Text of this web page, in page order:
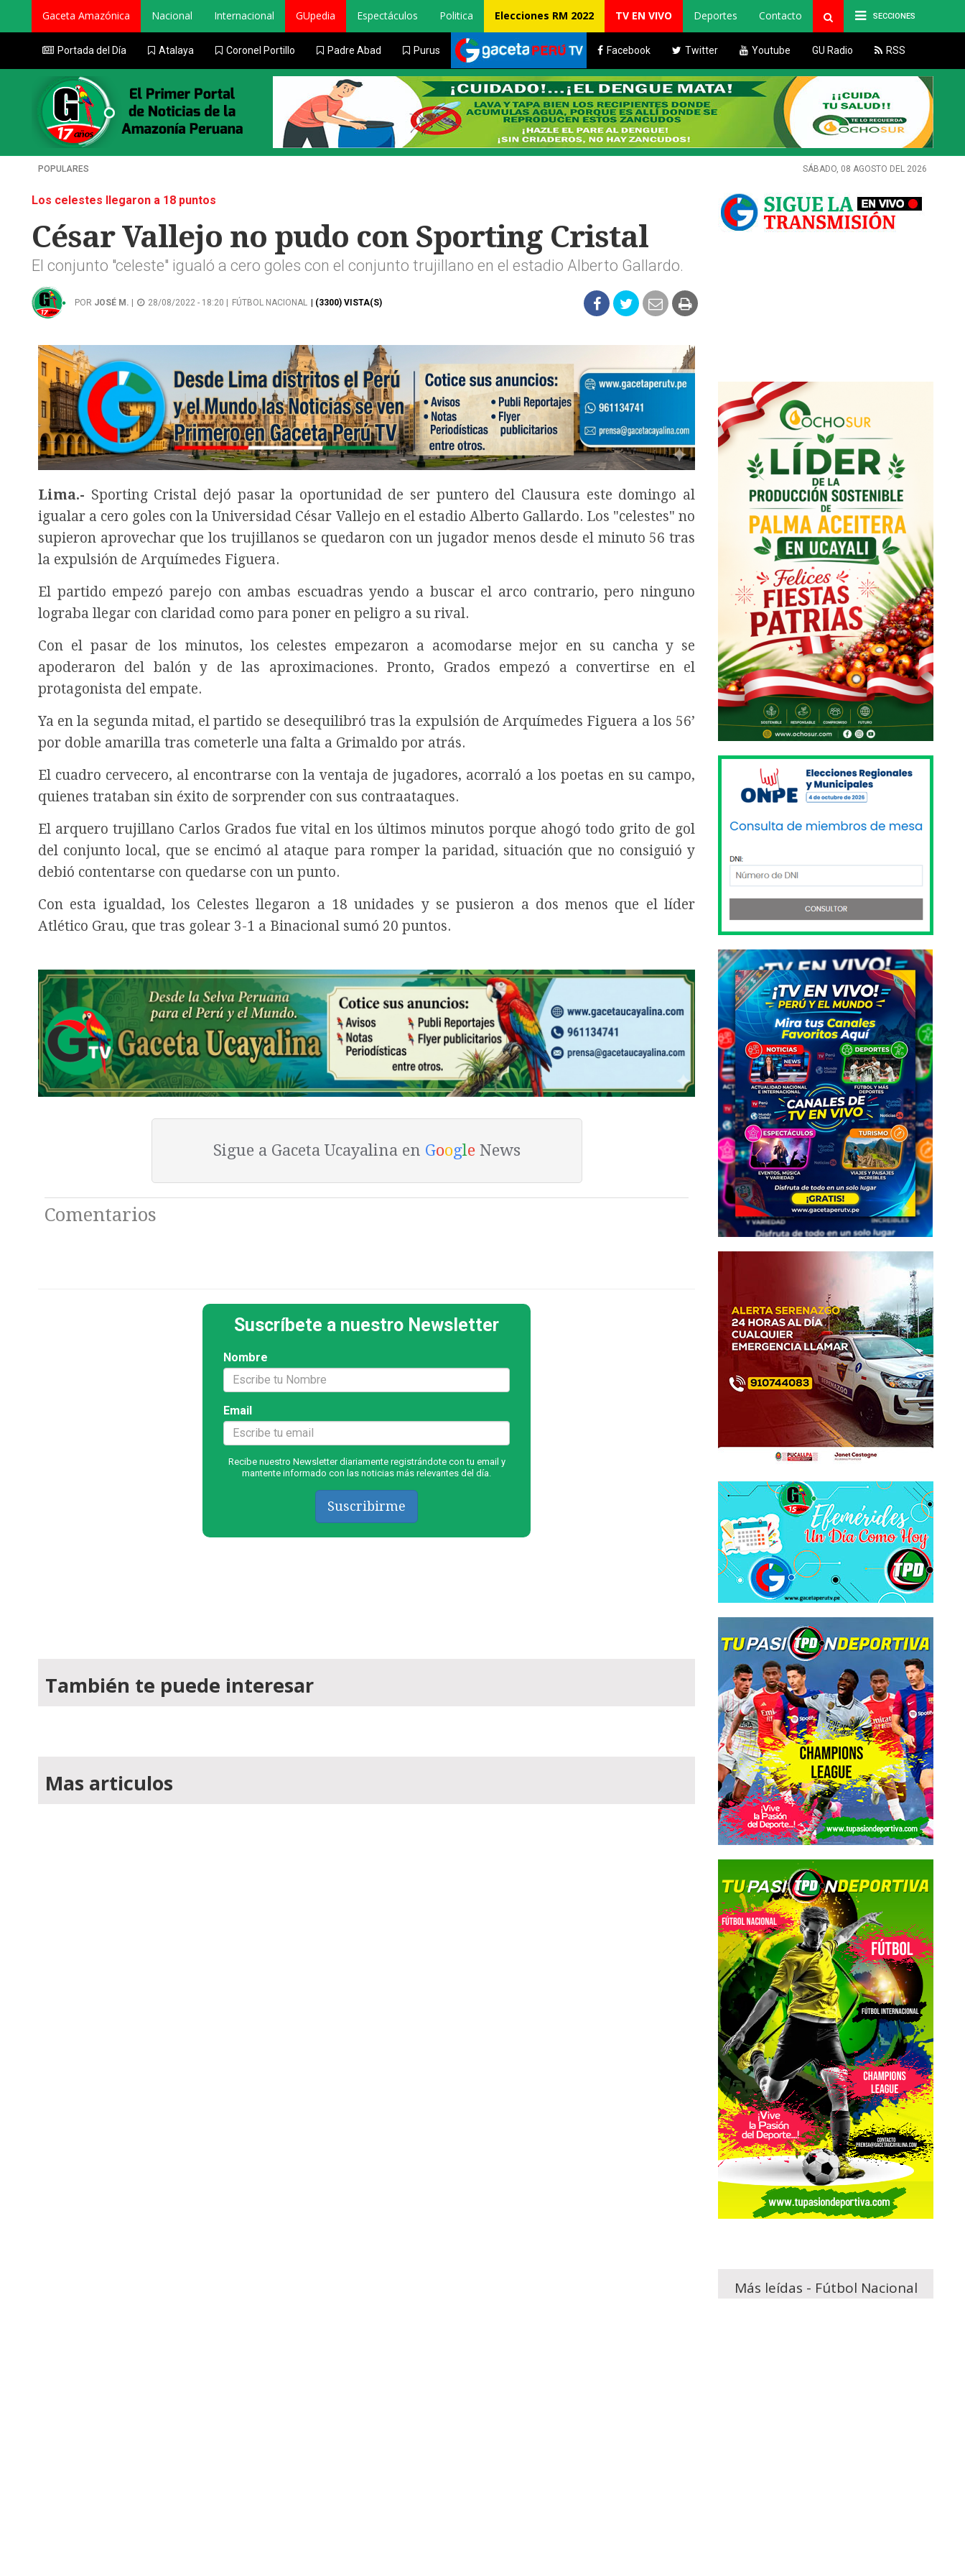
SECCIONES
Gaceta Amazónica Nacional Internacional GUpedia Espectáculos Politica Elecciones RM 2022 TV EN VIVO Deportes Contacto
Portada del Día Atalaya Coronel Portillo Padre Abad Purus Facebook Twitter Youtube GU Radio RSS
POPULARES SÁBADO, 08 AGOSTO DEL 2026
Los celestes llegaron a 18 puntos
César Vallejo no pudo con Sporting Cristal
El conjunto "celeste" igualó a cero goles con el conjunto trujillano en el estadio Alberto Gallardo.
POR JOSÉ M. 28/08/2022 - 18:20 | FÚTBOL NACIONAL | (3300) VISTA(S)
Lima.- Sporting Cristal dejó pasar la oportunidad de ser puntero del Clausura este domingo al
igualar a cero goles con la Universidad César Vallejo en el estadio Alberto Gallardo. Los "celestes" no
supieron aprovechar que los trujillanos se quedaron con un jugador menos desde el minuto 56 tras
la expulsión de Arquímedes Figuera.
El partido empezó parejo con ambas escuadras yendo a buscar el arco contrario, pero ninguno
lograba llegar con claridad como para poner en peligro a su rival.
Con el pasar de los minutos, los celestes empezaron a acomodarse mejor en su cancha y se
apoderaron del balón y de las aproximaciones. Pronto, Grados empezó a convertirse en el
protagonista del empate.
Ya en la segunda mitad, el partido se desequilibró tras la expulsión de Arquímedes Figuera a los 56’
por doble amarilla tras cometerle una falta a Grimaldo por atrás.
El cuadro cervecero, al encontrarse con la ventaja de jugadores, acorraló a los poetas en su campo,
quienes trataban sin éxito de sorprender con sus contraataques.
El arquero trujillano Carlos Grados fue vital en los últimos minutos porque ahogó todo grito de gol
del conjunto local, que se encimó al ataque para romper la paridad, situación que no consiguió y
debió contentarse con quedarse con un punto.
Con esta igualdad, los Celestes llegaron a 18 unidades y se pusieron a dos menos que el líder
Atlético Grau, que tras golear 3-1 a Binacional sumó 20 puntos.
Sigue a Gaceta Ucayalina en GoogleNews
Comentarios
Suscríbete a nuestro Newsletter
Nombre
Email
Recibe nuestro Newsletter diariamente registrándote con tu email y
mantente informado con las noticias más relevantes del día.
Suscribirme
También te puede interesar
Mas articulos
Más leídas - Fútbol Nacional